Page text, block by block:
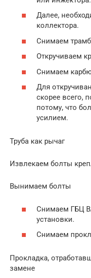
Далее,
коллектора.
Снимаем
Откручиваем
Снимаем
Для
скорее всего,
потому, что
усилием.
Труба как рычаг
Извлекаем болты
Вынимаем болты
Снимаем ГБЦ
установки.
Снимаем
Прокладка,
замене